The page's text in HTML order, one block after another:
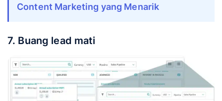
Content Marketing yang Menarik
7. Buang lead mati